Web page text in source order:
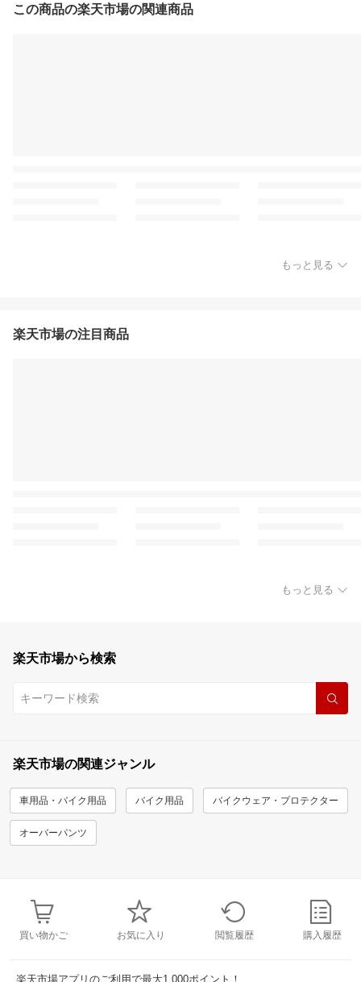
この商品の楽天市場の関連商品
もっと見る
楽天市場の注目商品
もっと見る
楽天市場から検索
楽天市場の関連ジャンル
車用品・バイク用品 バイク用品 バイクウェア・プロテクター
オーバーパンツ
買い物かご お気に入り 閲覧履歴 購入履歴
楽天市場アプリのご利用で最大1,000ポイント！